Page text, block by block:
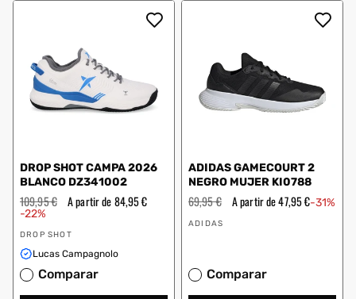
DROP SHOT CAMPA 2026
BLANCO DZ341002
Precio
habitual
109,95 € Precio
de
A partir de 84,95 €
-22%
Proveedor:
DROP SHOT
Lucas Campagnolo
Comparar
ADIDAS GAMECOURT 2
NEGRO MUJER KI0788
Precio
habitual
69,95 € Precio
de
A partir de 47,95 €-31%
Proveedor:
ADIDAS
Comparar